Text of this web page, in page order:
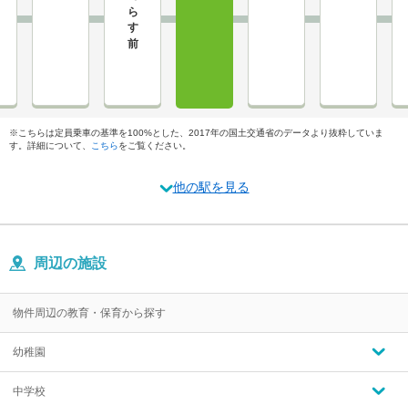
※こちらは定員乗車の基準を100%とした、2017年の国土交通省のデータより抜粋していま
す。詳細について、
こちらをご覧ください。
他の駅を見る
周辺の施設
物件周辺の教育・保育から探す
幼稚園
中学校